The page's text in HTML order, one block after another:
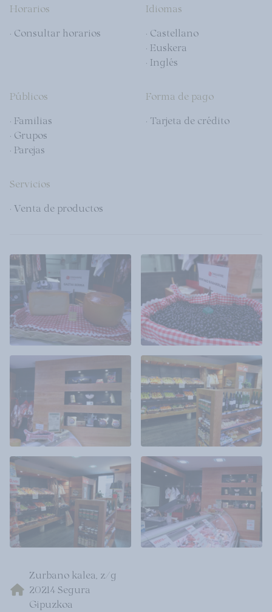
Horarios
· Consultar horarios
Idiomas
· Castellano
· Euskera
· Inglés
Públicos
· Familias
· Grupos
· Parejas
Forma de pago
· Tarjeta de crédito
Servicios
· Venta de productos
Zurbano kalea, z/g
20214 Segura
Gipuzkoa